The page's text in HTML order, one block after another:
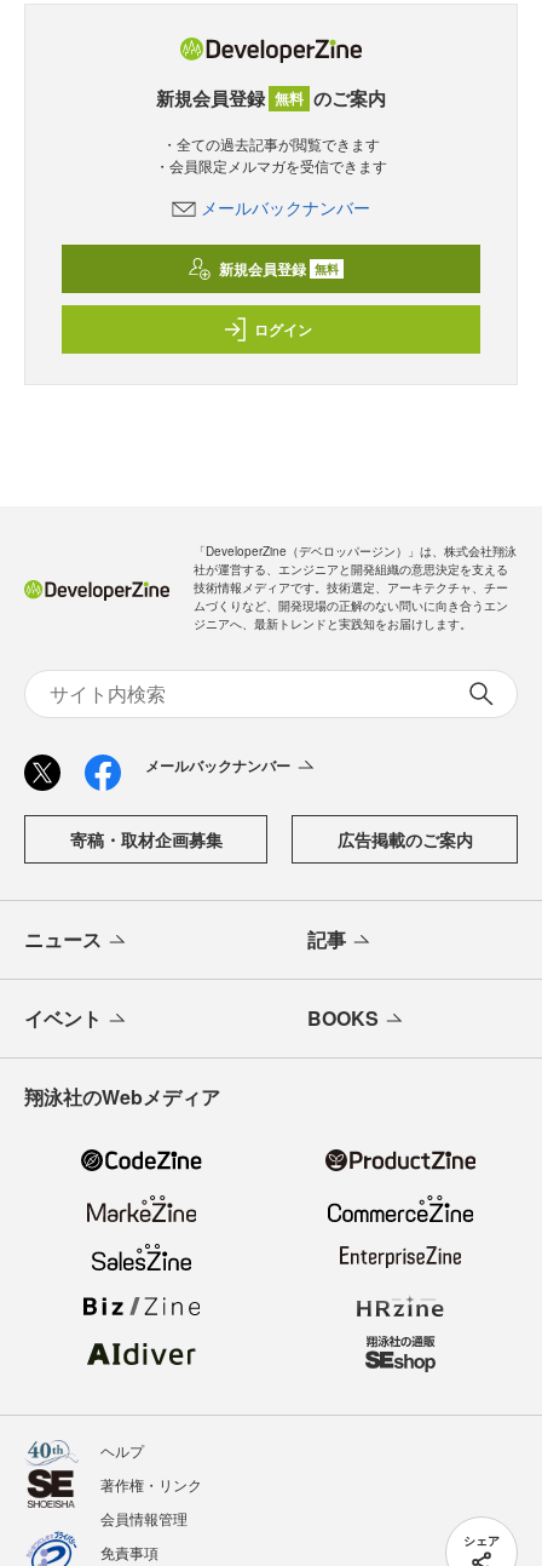
シェア
新規会員登録 無料 のご案内
・全ての過去記事が閲覧できます
・会員限定メルマガを受信できます
メールバックナンバー
新規会員登録 無料
ログイン
「DeveloperZine（デベロッパージン）」は、株式会社翔泳
社が運営する、エンジニアと開発組織の意思決定を支える
技術情報メディアです。技術選定、アーキテクチャ、チー
ムづくりなど、開発現場の正解のない問いに向き合うエン
ジニアへ、最新トレンドと実践知をお届けします。
メールバックナンバー
寄稿・取材企画募集 広告掲載のご案内
ニュース 記事
イベント BOOKS
翔泳社のWebメディア
ヘルプ
著作権・リンク
会員情報管理
免責事項